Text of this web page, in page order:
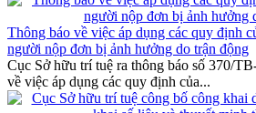
Thông báo về việc áp dụng các quy định
người nộp đơn bị ảnh hưởng do trận động
Cục Sở hữu trí tuệ ra thông báo số 370/
về việc áp dụng các quy định của...